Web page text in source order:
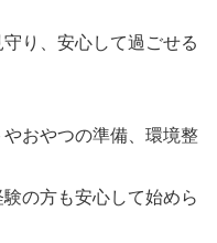
保険・厚生年金・雇用
り、安心して過ごせる
おやつの準備、環境整
の方も安心して始めら